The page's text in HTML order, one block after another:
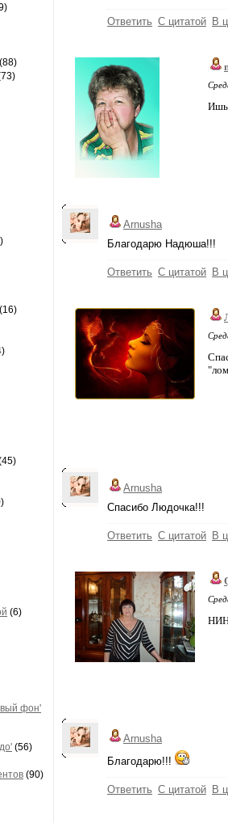
(88)
(16)
(6)
фон'
(56)
(90)
Ответить С цитатой В
Arnusha
Благодарю Надюша!!!
Ответить С цитатой В
Arnusha
Спасибо Людочка!!!
Ответить С цитатой В
Arnusha
Благодарю!!!
Ответить С цитатой В